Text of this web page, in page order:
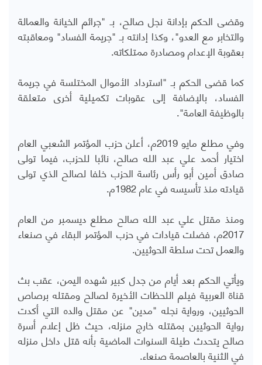
وقضى الحكم بإدانة نجل صالح، بـ "جرائم الخيانة والعمالة
والتخابر مع العدو"، وكذا إدانته بـ "جريمة الفساد" ومعاقبته
بعقوبة الإعدام ومصادرة ممتلكاته.
كما قضى الحكم بـ "استرداد الأموال المختلسة في جريمة
الفساد، بالإضافة إلى عقوبات تكميلية أخرى متعلقة
بالوظيفة العامة".
وفي مطلع مايو 2019م، أعلن حزب المؤتمر الشعبي العام
اختيار أحمد علي عبد الله صالح، نائبا للحزب، فيما تولى
صادق أمين أبو رأس رئاسة الحزب خلفا لصالح الذي تولى
قيادته منذ تأسيسه في عام 1982م.
ومنذ مقتل علي عبد الله صالح مطلع ديسمبر من العام
2017م، فضلت قيادات في حزب المؤتمر البقاء في صنعاء
والعمل تحت سلطة الحوثيين.
ويأتي الحكم بعد أيام من جدل كبير شهده اليمن، عقب بث
قناة العربية فيلم اللحظات الأخيرة لصالح ومقتله برصاص
الحوثيين، ورواية نجله "مدين" عن مقتل والده التي أكدت
رواية الحوثيين بمقتله خارج منزله، حيث ظل إعلام أسرة
صالح يتحدث طيلة السنوات الماضية بأنه قتل داخل منزله
في الثنية بالعاصمة صنعاء.